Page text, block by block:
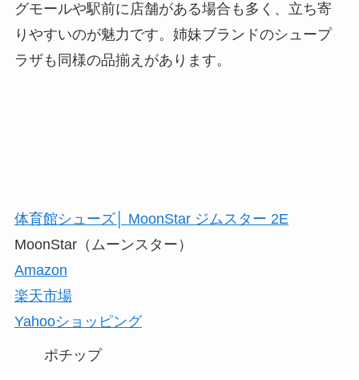
グモールや駅前に店舗がある場合も多く、立ち寄
りやすいのが魅力です。姉妹ブランドのシュープ
ラザも同様の品揃えがあります。
体育館シューズ│ MoonStar ジムスター 2E
MoonStar（ムーンスター）
Amazon
楽天市場
Yahooショッピング
ポチップ